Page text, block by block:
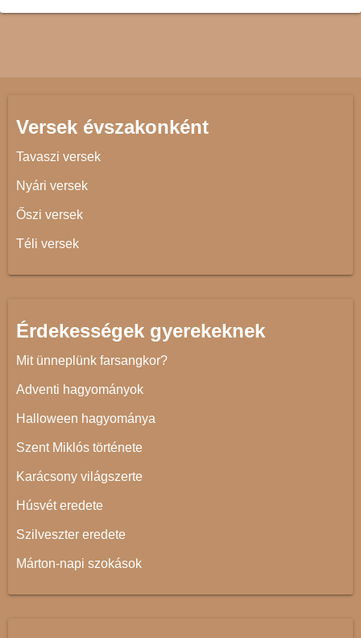
Versek évszakonként
Tavaszi versek
Nyári versek
Őszi versek
Téli versek
Érdekességek gyerekeknek
Mit ünneplünk farsangkor?
Adventi hagyományok
Halloween hagyománya
Szent Miklós története
Karácsony világszerte
Húsvét eredete
Szilveszter eredete
Márton-napi szokások